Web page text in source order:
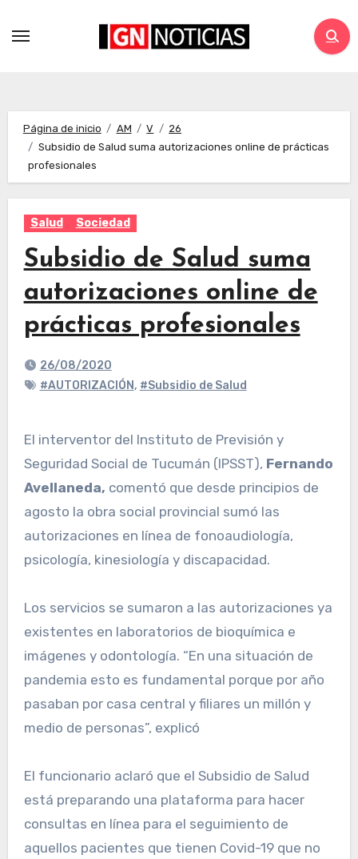
Página de inicio AM V
26
Subsidio de Salud suma autorizaciones online de prácticas
profesionales
Salud Sociedad
Subsidio de Salud suma
autorizaciones online de
prácticas profesionales
26/08/2020
#AUTORIZACIÓN, #Subsidio de Salud
El interventor del Instituto de Previsión y
Seguridad Social de Tucumán (IPSST), Fernando
Avellaneda, comentó que desde principios de
agosto la obra social provincial sumó las
autorizaciones en línea de fonoaudiología,
psicología, kinesiología y discapacidad.
Los servicios se sumaron a las autorizaciones ya
existentes en laboratorios de bioquímica e
imágenes y odontología. “En una situación de
pandemia esto es fundamental porque por año
pasaban por casa central y filiares un millón y
medio de personas”, explicó
El funcionario aclaró que el Subsidio de Salud
está preparando una plataforma para hacer
consultas en línea para el seguimiento de
aquellos pacientes que tienen Covid-19 que no